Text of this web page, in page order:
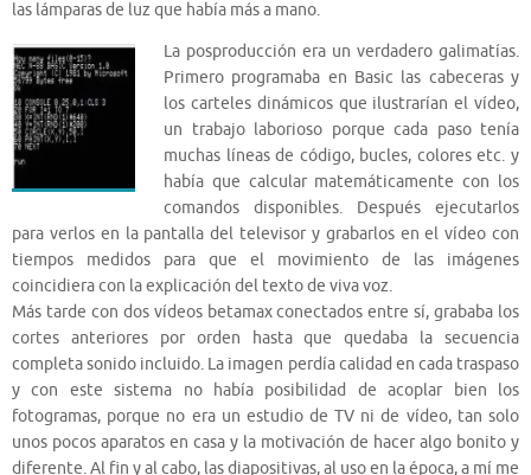
las lámparas de luz que había más a mano.
La posproducción era un verdadero galimatías.
Primero programaba en Basic las cabeceras y
los carteles dinámicos que ilustrarían el vídeo,
un trabajo laborioso porque cada paso tenía
muchas líneas de código, bucles, colores etc. y
había que calcular matemáticamente con los
comandos disponibles. Después ejecutarlos
para verlos en la pantalla del televisor y grabarlos en el vídeo con
tiempos medidos para que el movimiento de las imágenes
coincidiera con la explicación del texto de viva voz.
Más tarde con dos vídeos betamax conectados entre sí, grababa los
cortes anteriores por orden hasta que quedaba la secuencia
completa sonido incluido. La imagen perdía calidad en cada traspaso
y con este sistema no había posibilidad de acoplar bien los
fotogramas, porque no era un estudio de TV ni de vídeo, tan solo
unos pocos aparatos en casa y la motivación de hacer algo bonito y
diferente. Al fin y al cabo, las diapositivas, al uso en la época, a mí me